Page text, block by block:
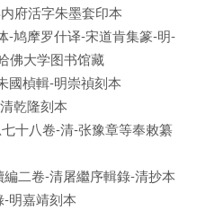
府活字朱墨套印本
-鸠摩罗什译-宋道肯集篆-明-
佛大学图书馆藏
國楨輯-明崇禎刻本
乾隆刻本
十八卷-清-张豫章等奉敕纂
二卷-清屠繼序輯錄-清抄本
明嘉靖刻本